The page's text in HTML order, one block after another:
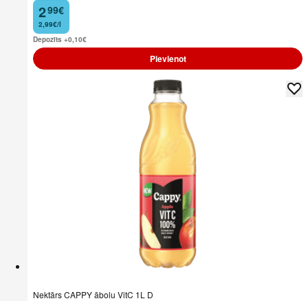
2
. 99€
2,99€/l
Depozīts +0,10€
Pievienot
Nektārs CAPPY ābolu VitC 1L D